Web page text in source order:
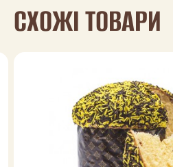
СХОЖІ ТОВАРИ